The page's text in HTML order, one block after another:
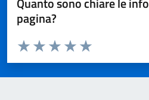
pagina?
Valuta da 1 a 5 stelle la pagina
Valuta 5 stelle
Valuta 4 stelle su 5
Valuta 3 stelle su 5
Valuta 2 stelle su 5
Valuta 1 stelle su 5